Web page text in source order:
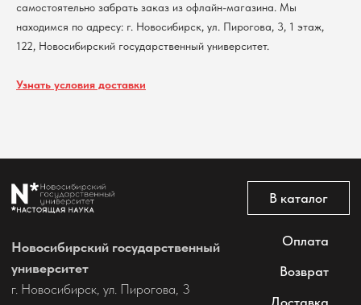
самостоятельно забрать заказ из офлайн-магазина. Мы
находимся по адресу: г. Новосибирск, ул. Пирогова, 3, 1 этаж,
122, Новосибирский государственный университет.
Узнать условия доставки
@2026 Новосибирский государственный университет.